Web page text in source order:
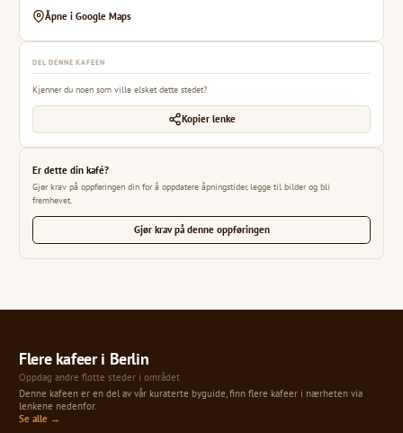
Åpne i Google Maps
DEL DENNE KAFEEN
Kjenner du noen som ville elsket dette stedet?
Kopier lenke
Er dette din kafé?
Gjør krav på oppføringen din for å oppdatere åpningstider, legge til bilder og bli
fremhevet.
Gjør krav på denne oppføringen
Flere kafeer i Berlin
Oppdag andre flotte steder i området
Denne kafeen er en del av vår kuraterte byguide, finn flere kafeer i nærheten via
lenkene nedenfor.
Se alle →